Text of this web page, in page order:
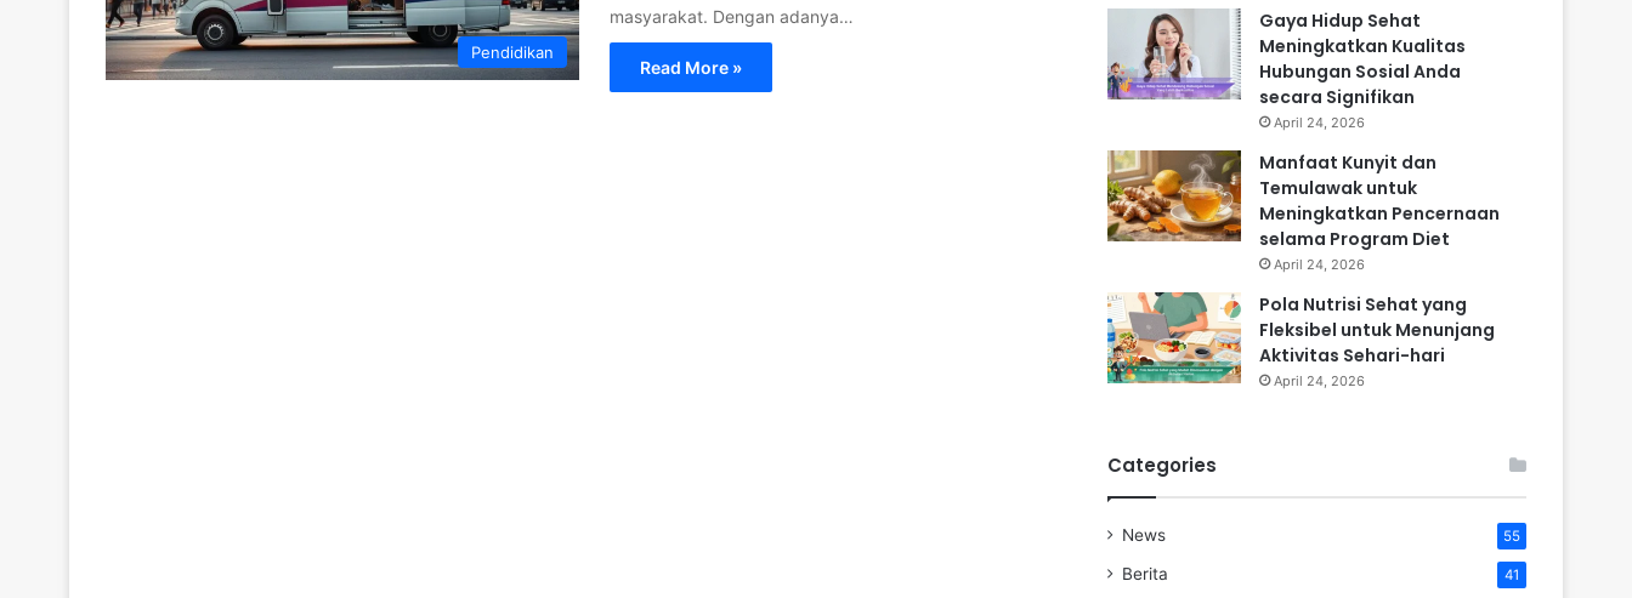
Pendidikan
masyarakat. Dengan adanya…
Read More »
Gaya Hidup Sehat
Meningkatkan Kualitas
Hubungan Sosial Anda
secara Signifikan
April 24, 2026
Manfaat Kunyit dan
Temulawak untuk
Meningkatkan Pencernaan
selama Program Diet
April 24, 2026
Pola Nutrisi Sehat yang
Fleksibel untuk Menunjang
Aktivitas Sehari-hari
April 24, 2026
Categories
News 55
Berita 41